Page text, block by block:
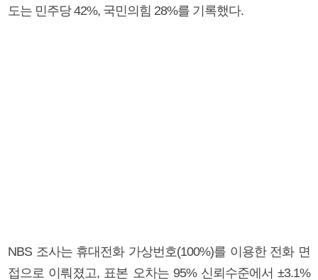
도는 민주당 42%, 국민의힘 28%를 기록했다.
NBS 조사는 휴대전화 가상번호(100%)를 이용한 전화 면
접으로 이뤄졌고, 표본 오차는 95% 신뢰수준에서 ±3.1%